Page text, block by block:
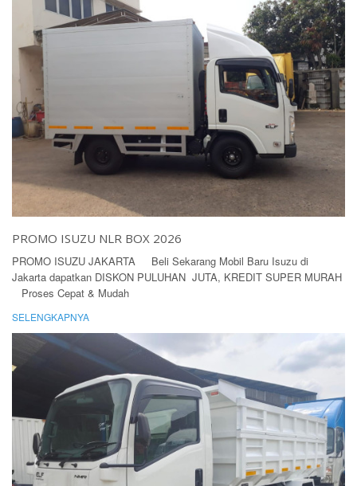
PROMO ISUZU NLR BOX 2026
PROMO ISUZU JAKARTA Beli Sekarang Mobil Baru Isuzu di
Jakarta dapatkan DISKON PULUHAN JUTA, KREDIT SUPER MURAH
Proses Cepat & Mudah
SELENGKAPNYA